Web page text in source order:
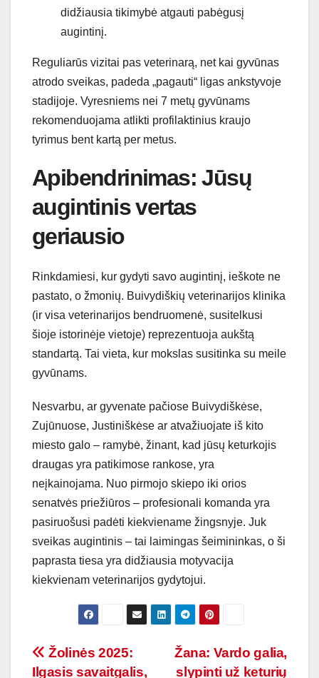
didžiausia tikimybė atgauti pabėgusį
augintinį.
Reguliarūs vizitai pas veterinarą, net kai gyvūnas
atrodo sveikas, padeda „pagauti“ ligas ankstyvoje
stadijoje. Vyresniems nei 7 metų gyvūnams
rekomenduojama atlikti profilaktinius kraujo
tyrimus bent kartą per metus.
Apibendrinimas: Jūsų
augintinis vertas
geriausio
Rinkdamiesi, kur gydyti savo augintinį, ieškote ne
pastato, o žmonių. Buivydiškių veterinarijos klinika
(ir visa veterinarijos bendruomenė, susitelkusi
šioje istorinėje vietoje) reprezentuoja aukštą
standartą. Tai vieta, kur mokslas susitinka su meile
gyvūnams.
Nesvarbu, ar gyvenate pačiose Buivydiškėse,
Zujūnuose, Justiniškėse ar atvažiuojate iš kito
miesto galo – ramybė, žinant, kad jūsų keturkojis
draugas yra patikimose rankose, yra
neįkainojama. Nuo pirmojo skiepo iki orios
senatvės priežiūros – profesionali komanda yra
pasiruošusi padėti kiekviename žingsnyje. Juk
sveikas augintinis – tai laimingas šeimininkas, o ši
paprasta tiesa yra didžiausia motyvacija
kiekvienam veterinarijos gydytojui.
Navigacija
Žana: Vardo galia,
slypinti už keturių
Žolinės 2025:
Ilgasis savaitgalis,